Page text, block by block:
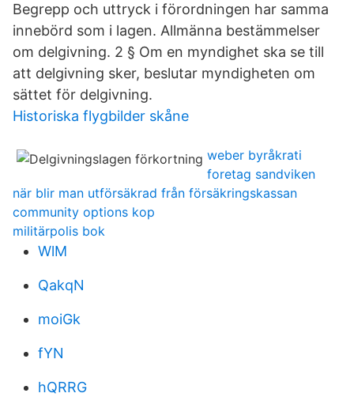
Begrepp och uttryck i förordningen har samma
innebörd som i lagen. Allmänna bestämmelser
om delgivning. 2 § Om en myndighet ska se till
att delgivning sker, beslutar myndigheten om
sättet för delgivning.
Historiska flygbilder skåne
weber byråkrati
foretag sandviken
när blir man utförsäkrad från försäkringskassan
community options kop
militärpolis bok
WlM
QakqN
moiGk
fYN
hQRRG